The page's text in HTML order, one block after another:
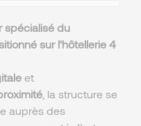
spécialisé du
sur l’hôtellerie 4
et
, la structure se
auprès des